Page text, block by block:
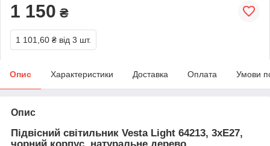
1 150 ₴
1 101,60 ₴ від 3 шт.
Опис Характеристики Доставка Оплата Умови
Опис
Підвісний світильник Vesta Light 64213, 3xE27,